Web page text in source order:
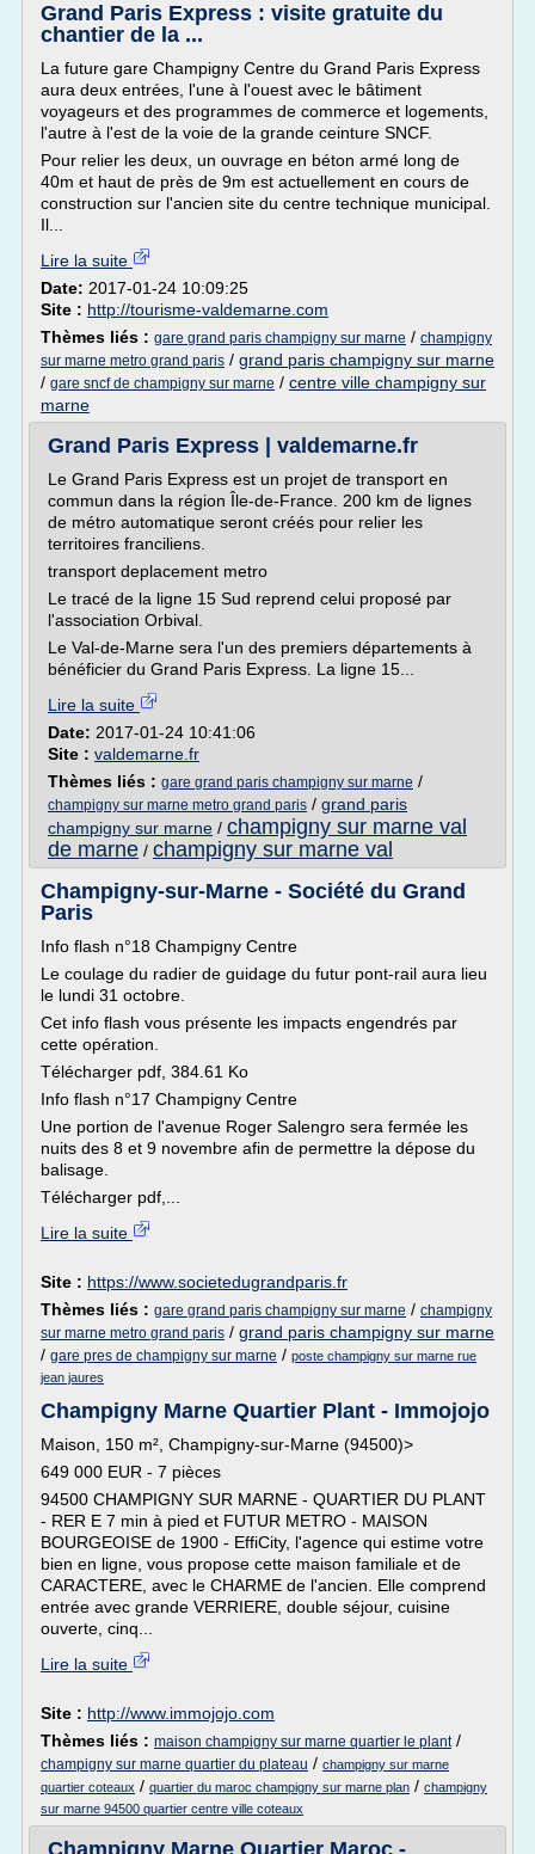
Grand Paris Express : visite gratuite du
chantier de la ...
La future gare Champigny Centre du Grand Paris Express
aura deux entrées, l'une à l'ouest avec le bâtiment
voyageurs et des programmes de commerce et logements,
l'autre à l'est de la voie de la grande ceinture SNCF.
Pour relier les deux, un ouvrage en béton armé long de
40m et haut de près de 9m est actuellement en cours de
construction sur l'ancien site du centre technique municipal.
Il...
Lire la suite
Date: 2017-01-24 10:09:25
Site : http://tourisme-valdemarne.com
Thèmes liés : gare grand paris champigny sur marne / champigny
sur marne metro grand paris / grand paris champigny sur marne
/ gare sncf de champigny sur marne / centre ville champigny sur
marne
Grand Paris Express | valdemarne.fr
Le Grand Paris Express est un projet de transport en
commun dans la région Île-de-France. 200 km de lignes
de métro automatique seront créés pour relier les
territoires franciliens.
transport deplacement metro
Le tracé de la ligne 15 Sud reprend celui proposé par
l'association Orbival.
Le Val-de-Marne sera l'un des premiers départements à
bénéficier du Grand Paris Express. La ligne 15...
Lire la suite
Date: 2017-01-24 10:41:06
Site : valdemarne.fr
Thèmes liés : gare grand paris champigny sur marne /
champigny sur marne metro grand paris / grand paris
champigny sur marne / champigny sur marne val
de marne / champigny sur marne val
Champigny-sur-Marne - Société du Grand
Paris
Info flash n°18 Champigny Centre
Le coulage du radier de guidage du futur pont-rail aura lieu
le lundi 31 octobre.
Cet info flash vous présente les impacts engendrés par
cette opération.
Télécharger pdf, 384.61 Ko
Info flash n°17 Champigny Centre
Une portion de l'avenue Roger Salengro sera fermée les
nuits des 8 et 9 novembre afin de permettre la dépose du
balisage.
Télécharger pdf,...
Lire la suite
Site : https://www.societedugrandparis.fr
Thèmes liés : gare grand paris champigny sur marne / champigny
sur marne metro grand paris / grand paris champigny sur marne
/ gare pres de champigny sur marne / poste champigny sur marne rue
jean jaures
Champigny Marne Quartier Plant - Immojojo
Maison, 150 m², Champigny-sur-Marne (94500)>
649 000 EUR - 7 pièces
94500 CHAMPIGNY SUR MARNE - QUARTIER DU PLANT
- RER E 7 min à pied et FUTUR METRO - MAISON
BOURGEOISE de 1900 - EffiCity, l'agence qui estime votre
bien en ligne, vous propose cette maison familiale et de
CARACTERE, avec le CHARME de l'ancien. Elle comprend
entrée avec grande VERRIERE, double séjour, cuisine
ouverte, cinq...
Lire la suite
Site : http://www.immojojo.com
Thèmes liés : maison champigny sur marne quartier le plant/
champigny sur marne quartier du plateau / champigny sur marne
quartier coteaux / quartier du maroc champigny sur marne plan / champigny
sur marne 94500 quartier centre ville coteaux
Champigny Marne Quartier Maroc -